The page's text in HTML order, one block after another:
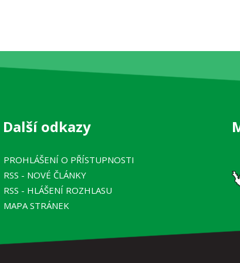
Další odkazy
PROHLÁŠENÍ O PŘÍSTUPNOSTI
RSS - NOVÉ ČLÁNKY
RSS - HLÁŠENÍ ROZHLASU
MAPA STRÁNEK